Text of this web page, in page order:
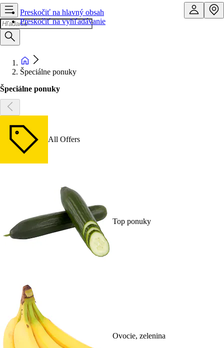
Preskočiť na hlavný obsah
Preskočiť na vyhľadávanie
Špeciálne ponuky
Špeciálne ponuky
All Offers
Top ponuky
Ovocie, zelenina